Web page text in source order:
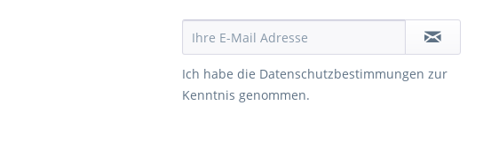
Ich habe die Datenschutzbestimmungen zur
Kenntnis genommen.